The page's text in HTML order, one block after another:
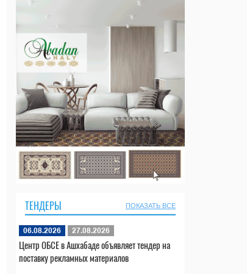
ТЕНДЕРЫ ПОКАЗАТЬ ВСЕ
06.08.2026 27.08.2026
Центр ОБСЕ в Ашхабаде объявляет тендер на
поставку рекламных материалов